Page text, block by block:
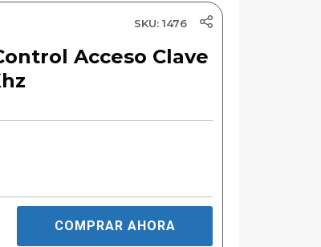
SKU: 1476
Acceso Clave
COMPRAR AHORA